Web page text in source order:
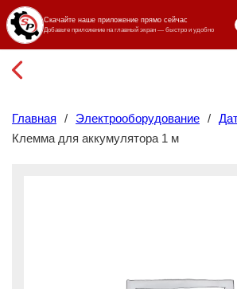
₸ KZT
Главная / Электрооборудование /
Клемма для аккумулятора 1 м